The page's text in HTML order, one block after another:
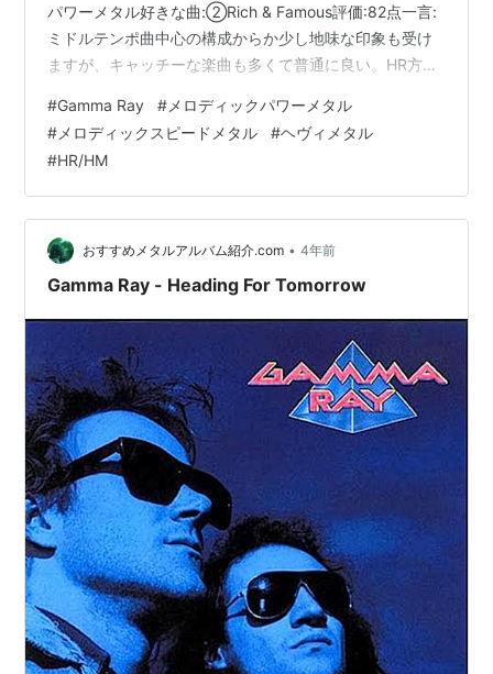
パワーメタル好きな曲:②Rich & Famous評価:82点一言:
ミドルテンポ曲中心の構成からか少し地味な印象も受け
ますが、キャッチーな楽曲も多くて普通に良い。HR方面
おすすめメタルアルバム紹介するマン
(@OsusuMetalMan) 2023年3月28日
#Gamma Ray # メロディックパワーメタル
# メロディックスピードメタル #ヘヴィメタル
#HR/HM
おすすめメタルアルバム紹介.com • 4年前
Gamma Ray - Heading For Tomorrow